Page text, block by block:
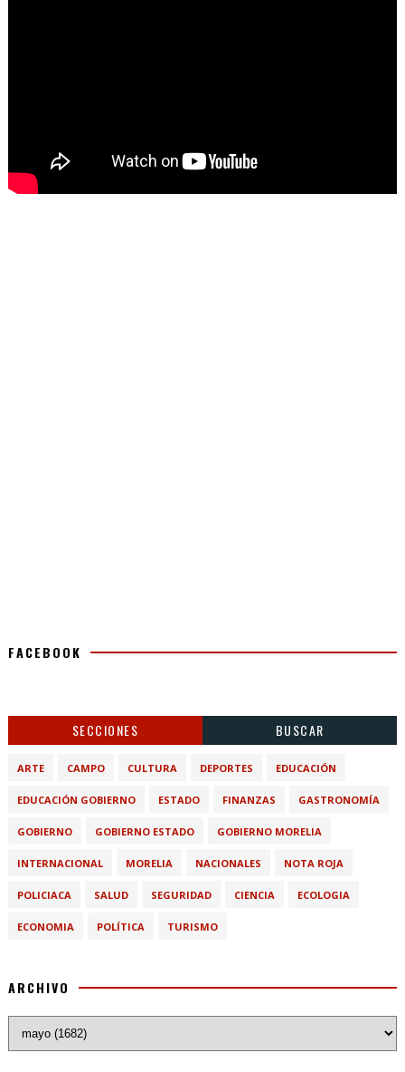
FACEBOOK
SECCIONES BUSCAR
ARTE CAMPO CULTURA DEPORTES EDUCACIÓN
EDUCACIÓN GOBIERNO ESTADO FINANZAS GASTRONOMÍA
GOBIERNO GOBIERNO ESTADO GOBIERNO MORELIA
INTERNACIONAL MORELIA NACIONALES NOTA ROJA
POLICIACA SALUD SEGURIDAD CIENCIA ECOLOGIA
ECONOMIA POLÍTICA TURISMO
ARCHIVO